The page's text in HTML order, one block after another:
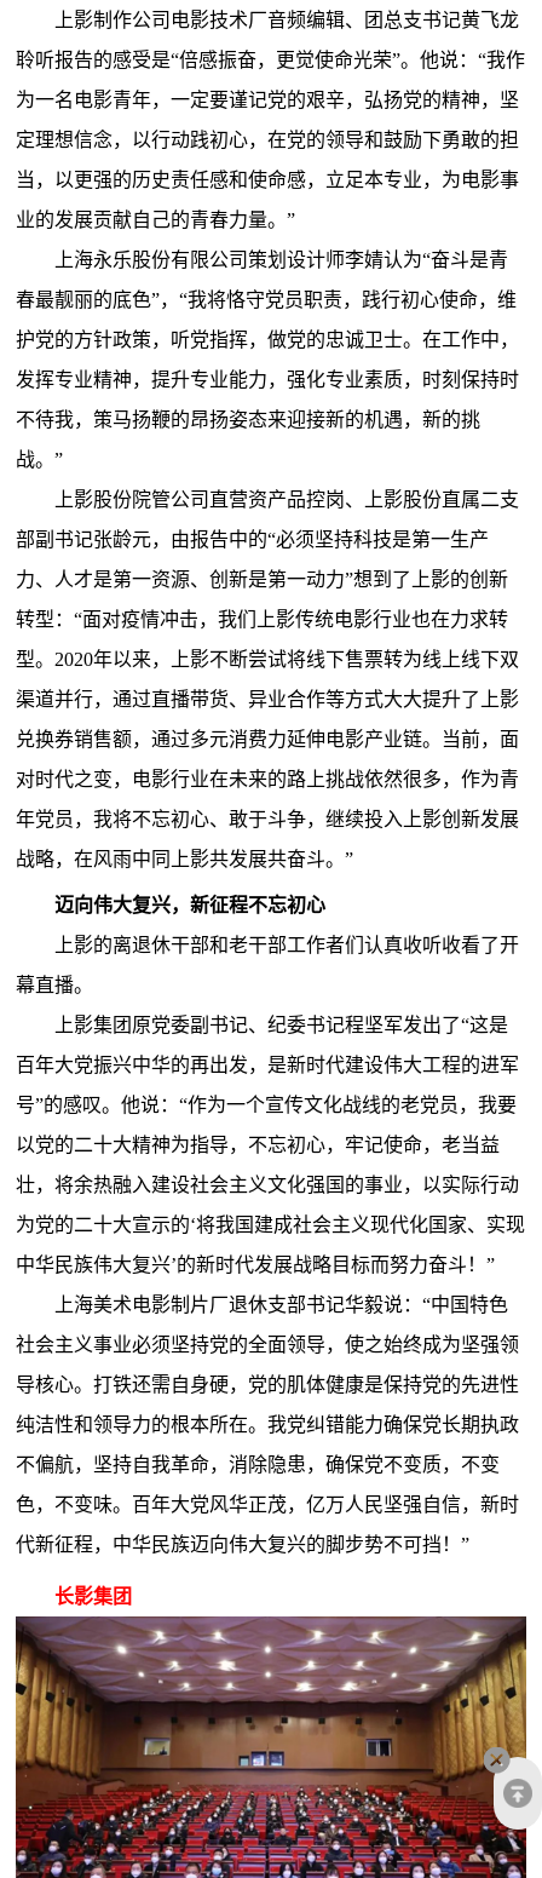
上影制作公司电影技术厂音频编辑、团总支书记黄飞龙
聆听报告的感受是“倍感振奋，更觉使命光荣”。他说：“我作
为一名电影青年，一定要谨记党的艰辛，弘扬党的精神，坚
定理想信念，以行动践初心，在党的领导和鼓励下勇敢的担
当，以更强的历史责任感和使命感，立足本专业，为电影事
业的发展贡献自己的青春力量。”
上海永乐股份有限公司策划设计师李婧认为“奋斗是青
春最靓丽的底色”，“我将恪守党员职责，践行初心使命，维
护党的方针政策，听党指挥，做党的忠诚卫士。在工作中，
发挥专业精神，提升专业能力，强化专业素质，时刻保持时
不待我，策马扬鞭的昂扬姿态来迎接新的机遇，新的挑
战。”
上影股份院管公司直营资产品控岗、上影股份直属二支
部副书记张龄元，由报告中的“必须坚持科技是第一生产
力、人才是第一资源、创新是第一动力”想到了上影的创新
转型：“面对疫情冲击，我们上影传统电影行业也在力求转
型。2020年以来，上影不断尝试将线下售票转为线上线下双
渠道并行，通过直播带货、异业合作等方式大大提升了上影
兑换券销售额，通过多元消费力延伸电影产业链。当前，面
对时代之变，电影行业在未来的路上挑战依然很多，作为青
年党员，我将不忘初心、敢于斗争，继续投入上影创新发展
战略，在风雨中同上影共发展共奋斗。”
迈向伟大复兴，新征程不忘初心
上影的离退休干部和老干部工作者们认真收听收看了开
幕直播。
上影集团原党委副书记、纪委书记程坚军发出了“这是
百年大党振兴中华的再出发，是新时代建设伟大工程的进军
号”的感叹。他说：“作为一个宣传文化战线的老党员，我要
以党的二十大精神为指导，不忘初心，牢记使命，老当益
壮，将余热融入建设社会主义文化强国的事业，以实际行动
为党的二十大宣示的‘将我国建成社会主义现代化国家、实现
中华民族伟大复兴’的新时代发展战略目标而努力奋斗！”
上海美术电影制片厂退休支部书记华毅说：“中国特色
社会主义事业必须坚持党的全面领导，使之始终成为坚强领
导核心。打铁还需自身硬，党的肌体健康是保持党的先进性
纯洁性和领导力的根本所在。我党纠错能力确保党长期执政
不偏航，坚持自我革命，消除隐患，确保党不变质，不变
色，不变味。百年大党风华正茂，亿万人民坚强自信，新时
代新征程，中华民族迈向伟大复兴的脚步势不可挡！”
长影集团